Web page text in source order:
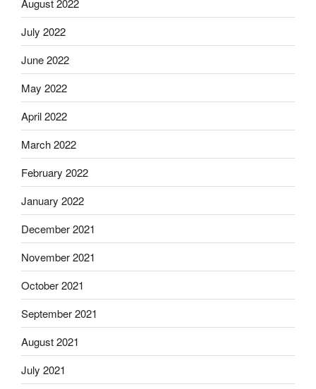
July 2022
June 2022
May 2022
April 2022
March 2022
February 2022
January 2022
December 2021
November 2021
October 2021
September 2021
August 2021
July 2021